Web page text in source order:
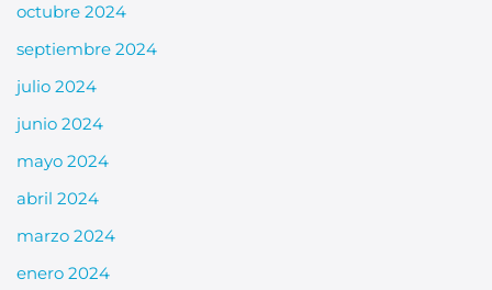
octubre 2024
septiembre 2024
julio 2024
junio 2024
mayo 2024
abril 2024
marzo 2024
enero 2024